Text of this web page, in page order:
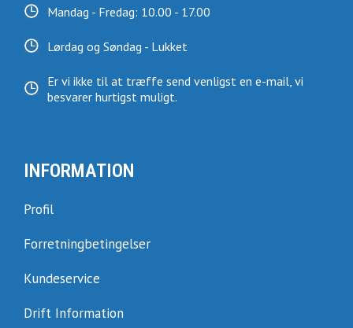
Mandag - Fredag: 10.00 - 17.00
Lørdag og Søndag - Lukket
Er vi ikke til at træffe send venligst en e-mail, vi
besvarer hurtigst muligt.
INFORMATION
Profil
Forretningbetingelser
Kundeservice
Drift Information